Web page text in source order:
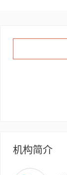
机构简介